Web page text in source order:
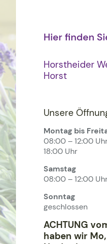
Hier finden
Horstheider
Horst
Unsere
Montag bis
08:00 – 12:00
18:00 Uhr
Samstag
08:00 – 12:00
Sonntag
geschlossen
ACHTUNG
haben wir